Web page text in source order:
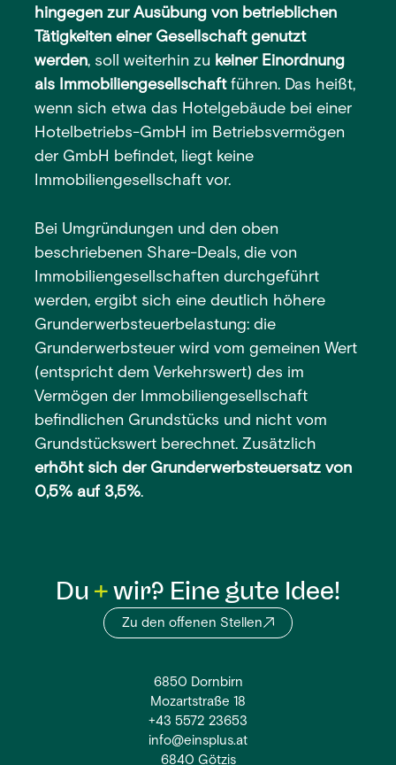
hingegen zur Ausübung von betrieblichen
Tätigkeiten einer Gesellschaft genutzt
werden, soll weiterhin zu keiner Einordnung
als Immobiliengesellschaftführen. Das heißt,
wenn sich etwa das Hotelgebäude bei einer
Hotelbetriebs-GmbH im Betriebsvermögen
der GmbH befindet, liegt keine
Immobiliengesellschaft vor.
Bei Umgründungen und den oben
beschriebenen Share-Deals, die von
Immobiliengesellschaften durchgeführt
werden, ergibt sich eine deutlich höhere
Grunderwerbsteuerbelastung: die
Grunderwerbsteuer wird vom gemeinen Wert
(entspricht dem Verkehrswert) des im
Vermögen der Immobiliengesellschaft
befindlichen Grundstücks und nicht vom
Grundstückswert berechnet. Zusätzlich
erhöht sich der Grunderwerbsteuersatz von
0,5% auf 3,5%.
Du wir? Eine gute Idee!
Zu den offenen Stellen
6850 Dornbirn
Mozartstraße 18
+43 5572 23653
info@einsplus.at
6840 Götzis